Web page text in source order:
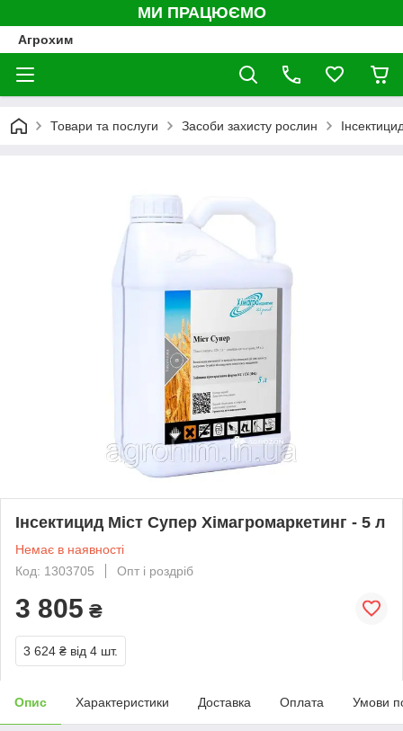
МИ ПРАЦЮЄМО
Агрохим
Товари та послуги Засоби захисту рослин
Інсектицид Міст Супер Хімагромаркетинг - 5 л
Немає в наявності
Код: 1303705
Опт і роздріб
3 805 ₴
3 624 ₴ від 4 шт.
Опис Характеристики Доставка Оплата Умови